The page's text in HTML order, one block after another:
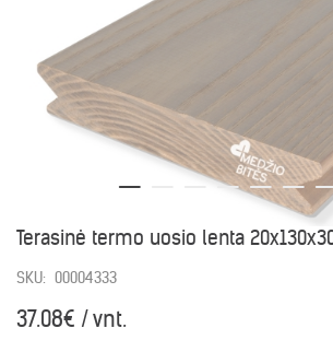
Terasinė termo uosio lenta
SKU: 00004333
37.08€ / vnt.